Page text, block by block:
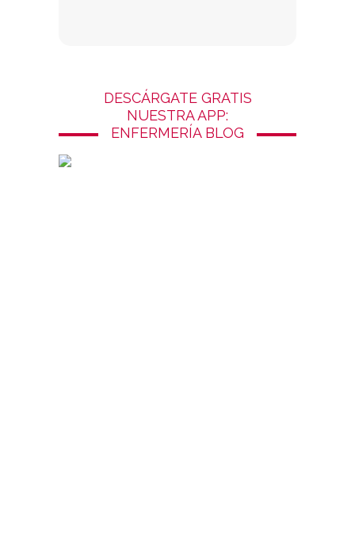
DESCÁRGATE GRATIS
NUESTRA APP:
ENFERMERÍA BLOG